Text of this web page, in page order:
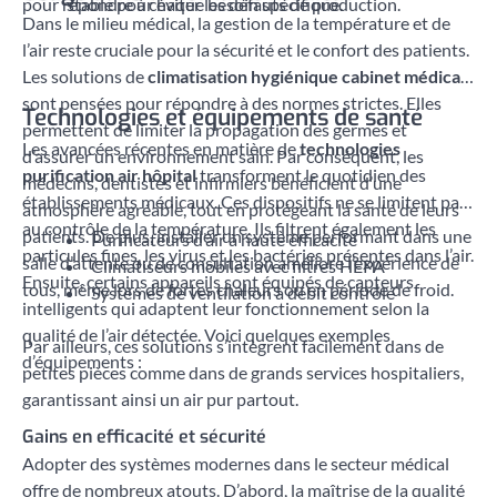
Dans le milieu médical, la gestion de la température et de
l’air reste cruciale pour la sécurité et le confort des patients.
Les solutions declimatisation hygiénique cabinet médical
sont pensées pour répondre à des normes strictes. Elles
permettent de limiter la propagation des germes et
d’assurer un environnement sain. Par conséquent, les
médecins, dentistes et infirmiers bénéficient d’une
atmosphère agréable, tout en protégeant la santé de leurs
patients. De plus, installer un système performant dans une
salle d’attente ou de consultation améliore l’expérience de
tous, même lors de fortes chaleurs ou en période de froid.
Technologies et équipements de santé
Les avancées récentes en matière detechnologies
purification air hôpitaltransforment le quotidien des
établissements médicaux. Ces dispositifs ne se limitent pas
au contrôle de la température. Ils filtrent également les
particules fines, les virus et les bactéries présentes dans l’air.
Ensuite, certains appareils sont équipés de capteurs
intelligents qui adaptent leur fonctionnement selon la
qualité de l’air détectée. Voici quelques exemples
d’équipements :
Purificateurs d’air à haute efficacité
Climatiseurs mobiles avec filtres HEPA
Systèmes de ventilation à débit contrôlé
Par ailleurs, ces solutions s’intègrent facilement dans de
petites pièces comme dans de grands services hospitaliers,
garantissant ainsi un air pur partout.
Gains en efficacité et sécurité
Adopter des systèmes modernes dans le secteur médical
offre de nombreux atouts. D’abord, la maîtrise de la qualité